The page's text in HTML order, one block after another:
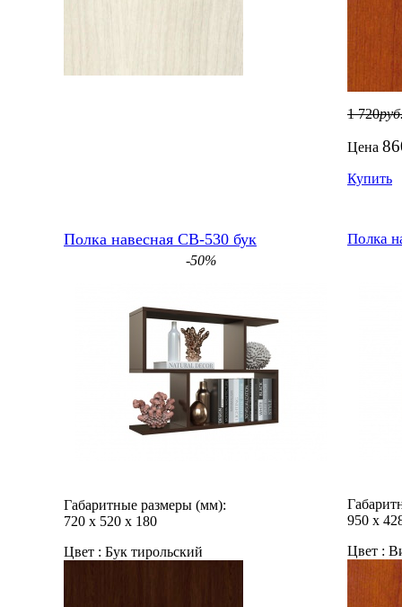
1 720
Цена
Купить
Полка навесная СВ-530 бук
-50%
Габаритные размеры (мм):
720 х 520 х 180
Цвет : Бук тирольский
Полка
950 х
Цвет :